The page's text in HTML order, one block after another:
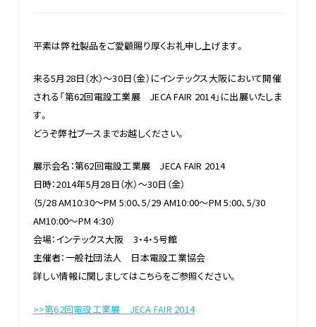
平素は弊社製品をご愛顧賜り厚くお礼申し上げます。
来る5月28日（水）～30日（金）にインテックス大阪において開催
される「第62回電設工業展 JECA FAIR 2014」に出展いたしま
す。
どうぞ弊社ブースまでお越しください。
展示会名：第62回電設工業展 JECA FAIR 2014
日時：2014年5月28日（水）～30日（金）
（5/28 AM10:30～PM 5:00、5/29 AM10:00～PM 5:00、5/30
AM10:00～PM 4:30）
会場：インテックス大阪 3・4・5号館
主催者：一般社団法人 日本電設工業協会
詳しい情報に関しましてはこちらをご参照ください。
>>第62回電設工業展 JECA FAIR 2014